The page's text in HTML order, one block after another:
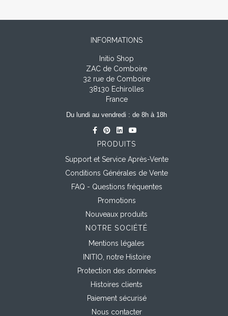
INFORMATIONS
Initio Shop
ZAC de Comboire
32 rue de Comboire
38130 Echirolles
France
Du lundi au vendredi : de 8h à 18h
PRODUITS
Support et Service Après-Vente
Conditions Générales de Vente
FAQ - Questions fréquentes
Promotions
Nouveaux produits
NOTRE SOCIÉTÉ
Mentions légales
INITIO, notre Histoire
Protection des données
Histoires clients
Paiement sécurisé
Nous contacter